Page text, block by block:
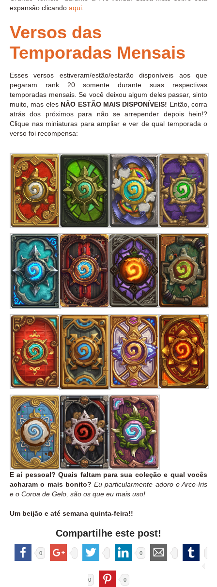
expansão clicando aqui
Versos das
Temporadas Mensais
Esses versos estiveram/estão/estarão disponíveis aos que
pegaram rank 20 somente durante suas respectivas
temporadas mensais. Se você deixou algum deles passar, sinto
muito, mas eles NÃO ESTÃO MAIS DISPONÍVEIS! Então, corra
atrás dos próximos para não se arrepender depois hein!?
Clique nas miniaturas para ampliar e ver de qual temporada o
verso foi recompensa:
E aí pessoal? Quais faltam para sua coleção e qual vocês
acharam o mais bonito? Eu particularmente adoro o Arco-íris
e o Coroa de Gelo, são os que eu mais uso!
Um beijão e até semana quinta-feira!!
Compartilhe este post!
0 0
0 0